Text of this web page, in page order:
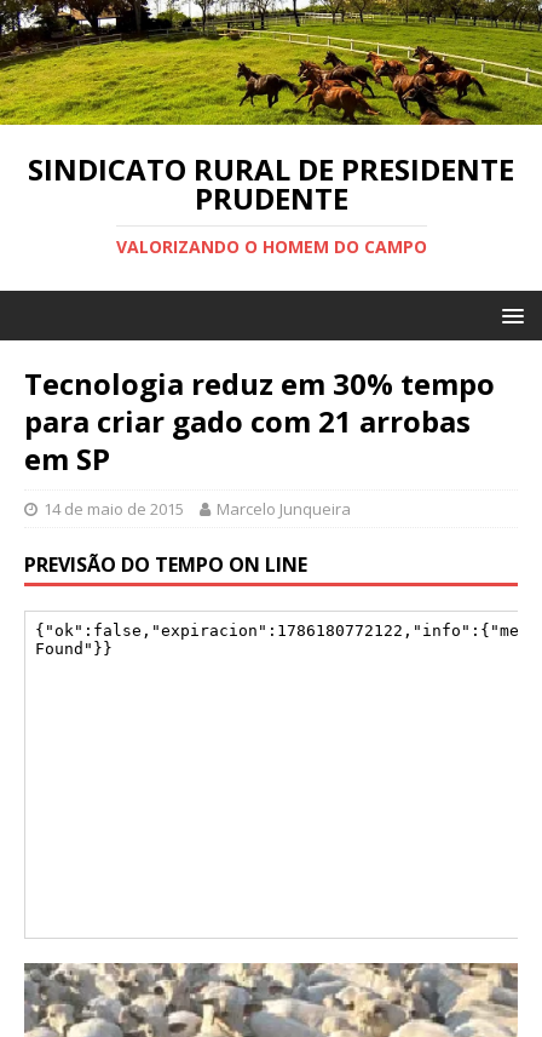
SINDICATO RURAL DE PRESIDENTE
PRUDENTE
VALORIZANDO O HOMEM DO CAMPO
Tecnologia reduz em 30% tempo
para criar gado com 21 arrobas
em SP
14 de maio de 2015 Marcelo Junqueira
PREVISÃO DO TEMPO ON LINE